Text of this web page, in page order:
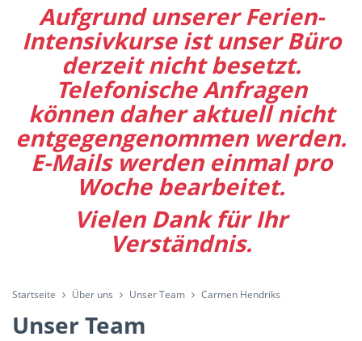
Aufgrund unserer Ferien-
Intensivkurse ist unser Büro
derzeit nicht besetzt.
Telefonische Anfragen
können daher aktuell nicht
entgegengenommen werden.
E-Mails werden einmal pro
Woche bearbeitet.
Vielen Dank für Ihr
Verständnis.
Startseite Über uns Unser Team Carmen Hendriks
Unser Team